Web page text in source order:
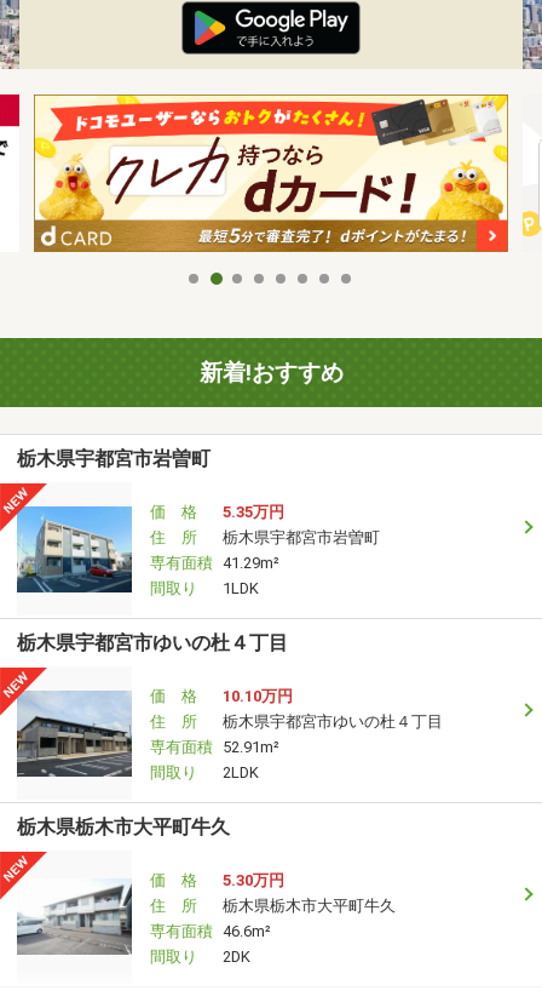
新着!おすすめ
栃木県宇都宮市岩曽町
価 格
5.35万円
住 所
栃木県宇都宮市岩曽町
専有面積 41.29m²
間取り
1LDK
栃木県宇都宮市ゆいの杜４丁目
価 格
10.10万円
住 所
栃木県宇都宮市ゆいの杜４丁目
専有面積 52.91m²
間取り
2LDK
栃木県栃木市大平町牛久
価 格
5.30万円
住 所
栃木県栃木市大平町牛久
専有面積 46.6m²
間取り
2DK